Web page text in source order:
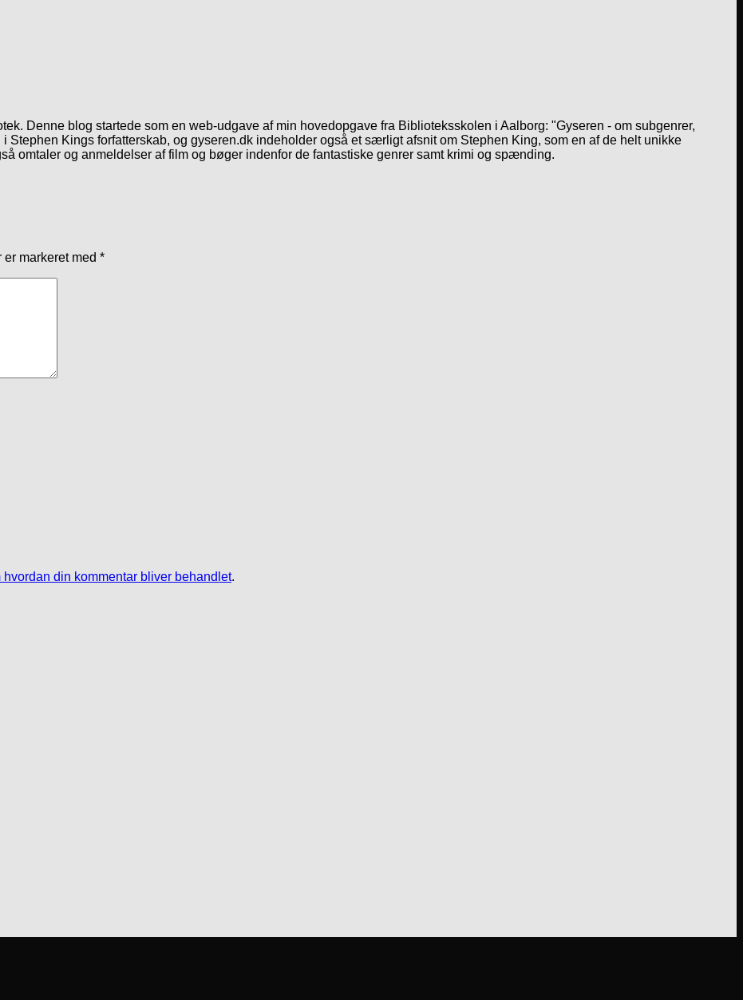
Denne blog startede som en web-udgave af min hovedopgave fra Biblioteksskolen i Aalborg: "Gyseren - om subgenrer,
Kings forfatterskab, og gyseren.dk indeholder også et særligt afsnit om Stephen King, som en af de helt unikke
omtaler og anmeldelser af film og bøger indenfor de fantastiske genrer samt krimi og spænding.
markeret med *
hvordan din kommentar bliver behandlet.